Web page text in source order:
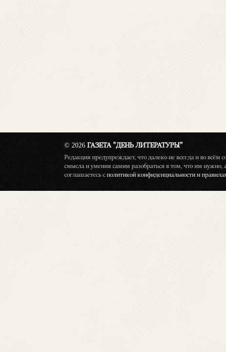
© 2026 ГАЗЕТА "ДЕНЬ ЛИТЕРАТУРЫ"
Редакция предупреждает, что далеко не всегда и во
смысла и умения самим разобраться в том, что им нужно,
соглашаетесь сполитикой конфиденциальности и